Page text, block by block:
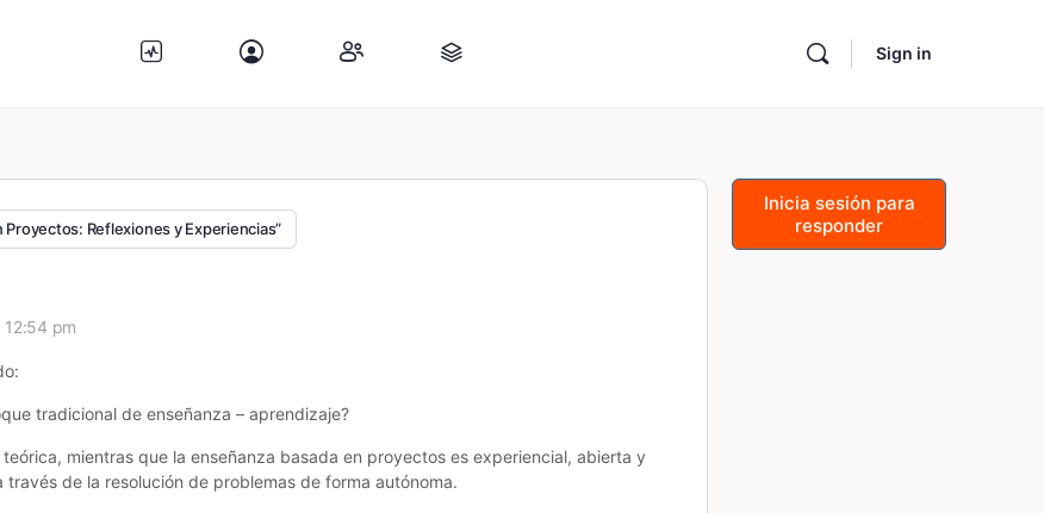
Sign in
Proyectos: Reflexiones y Experiencias”
pm
tradicional de enseñanza – aprendizaje?
mientras que la enseñanza basada en proyectos es experiencial, abierta y
de la resolución de problemas de forma autónoma.
Inicia sesión para
responder